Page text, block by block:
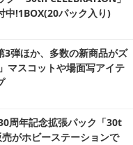
!1BOX(20パック入り)
3弾ほか、多数の新商品がズ
マスコットや場面写アイテ
周年記念拡張パック「30t
がホビーステーションで